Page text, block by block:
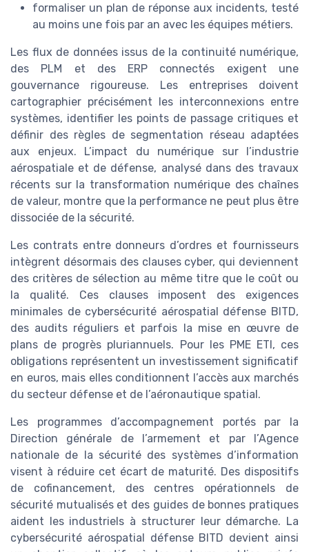
formaliser un plan de réponse aux incidents, testé
au moins une fois par an avec les équipes métiers.
Les flux de données issus de la continuité numérique,
des PLM et des ERP connectés exigent une
gouvernance rigoureuse. Les entreprises doivent
cartographier précisément les interconnexions entre
systèmes, identifier les points de passage critiques et
définir des règles de segmentation réseau adaptées
aux enjeux. L’impact du numérique sur l’industrie
aérospatiale et de défense, analysé dans des travaux
récents sur la transformation numérique des chaînes
de valeur, montre que la performance ne peut plus être
dissociée de la sécurité.
Les contrats entre donneurs d’ordres et fournisseurs
intègrent désormais des clauses cyber, qui deviennent
des critères de sélection au même titre que le coût ou
la qualité. Ces clauses imposent des exigences
minimales de cybersécurité aérospatial défense BITD,
des audits réguliers et parfois la mise en œuvre de
plans de progrès pluriannuels. Pour les PME ETI, ces
obligations représentent un investissement significatif
en euros, mais elles conditionnent l’accès aux marchés
du secteur défense et de l’aéronautique spatial.
Les programmes d’accompagnement portés par la
Direction générale de l’armement et par l’Agence
nationale de la sécurité des systèmes d’information
visent à réduire cet écart de maturité. Des dispositifs
de cofinancement, des centres opérationnels de
sécurité mutualisés et des guides de bonnes pratiques
aident les industriels à structurer leur démarche. La
cybersécurité aérospatial défense BITD devient ainsi